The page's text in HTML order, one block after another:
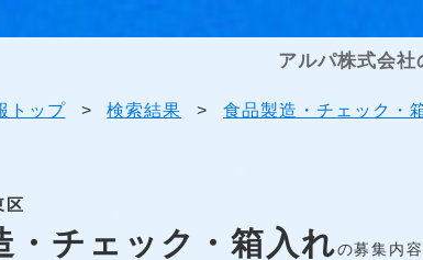
アルパ株式会社
トップ > 検索結果 > 食品製造・チェック・
区
・チェック・箱入れの募集内容